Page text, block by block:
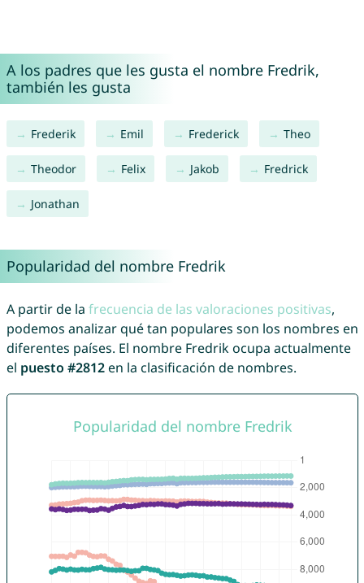
A los padres que les gusta el nombre Fredrik,
también les gusta
Frederik Emil Frederick Theo
Theodor Felix Jakob Fredrick
Jonathan
Popularidad del nombre Fredrik
A partir de la frecuencia de las valoraciones positivas,
podemos analizar qué tan populares son los nombres en
diferentes países. El nombre Fredrik ocupa actualmente
el puesto #2812en la clasificación de nombres.